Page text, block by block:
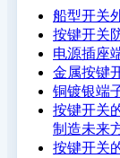
船型开关
按键开关
电源插座
金属按键
铜镀银端
按键开关
制造未来
按键开关